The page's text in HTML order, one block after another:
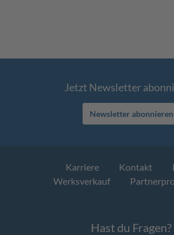
Jetzt Newsletter
Newsletter abonnieren
Karriere Kontakt
Werksverkauf
Hast du Fragen?